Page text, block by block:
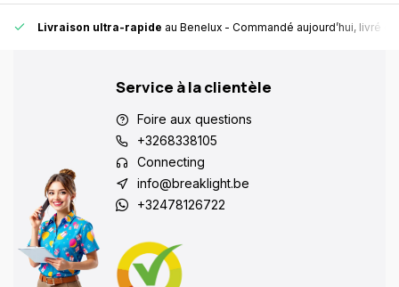
Livraison ultra-rapide au Benelux - Commandé aujourd’hui, livré
Service à la clientèle
Foire aux questions
+3268338105
Connecting
info@breaklight.be
+32478126722